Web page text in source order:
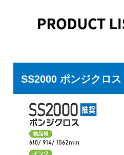
SS2000 ポンジクロス